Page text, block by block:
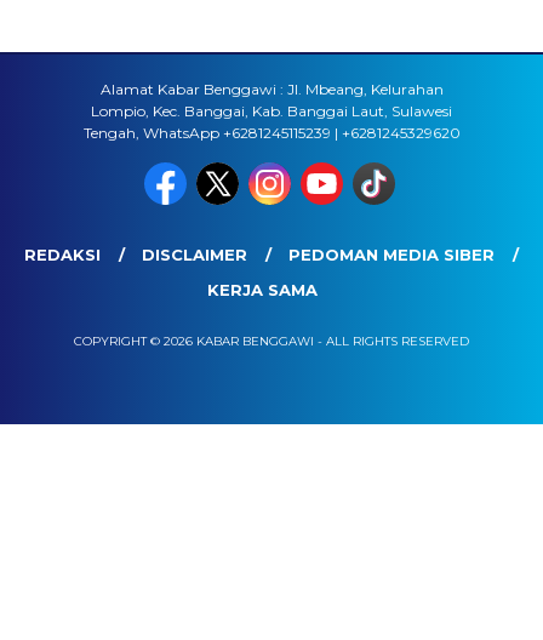
Alamat Kabar Benggawi : Jl. Mbeang, Kelurahan
Lompio, Kec. Banggai, Kab. Banggai Laut, Sulawesi
Tengah, WhatsApp +6281245115239 | +6281245329620
REDAKSI DISCLAIMER
PEDOMAN MEDIA SIBER
KERJA SAMA
COPYRIGHT © 2026 KABAR BENGGAWI - ALL RIGHTS RESERVED